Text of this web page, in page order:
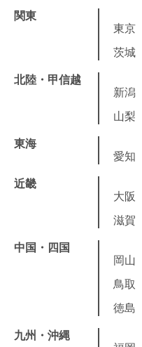
関東
東京
茨城
北陸・甲信越
新潟
山梨
東海
愛知
近畿
大阪
滋賀
中国・四国
岡山
鳥取
徳島
九州・沖縄